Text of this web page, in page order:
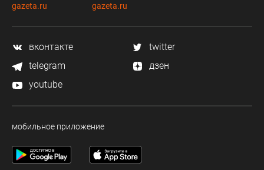
gazeta.ru
gazeta.ru
вконтакте
twitter
telegram
дзен
youtube
мобильное приложение